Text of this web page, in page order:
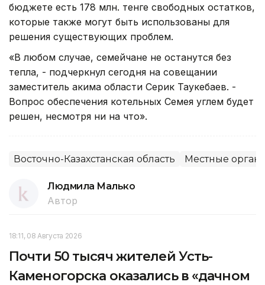
бюджете есть 178 млн. тенге свободных остатков,
которые также могут быть использованы для
решения существующих проблем.
«В любом случае, семейчане не останутся без
тепла, - подчеркнул сегодня на совещании
заместитель акима области Серик Таукебаев. -
Вопрос обеспечения котельных Семея углем будет
решен, несмотря ни на что».
Восточно-Казахстанская область Местные
Людмила Малько
Автор
18:11, 08 Августа 2026
Почти 50 тысяч жителей Усть-
Каменогорска оказались в «дачном